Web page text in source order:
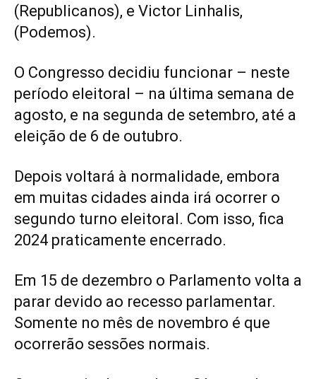
(Republicanos), e Victor Linhalis,
(Podemos).
O Congresso decidiu funcionar – neste
período eleitoral – na última semana de
agosto, e na segunda de setembro, até a
eleição de 6 de outubro.
Depois voltará à normalidade, embora
em muitas cidades ainda irá ocorrer o
segundo turno eleitoral. Com isso, fica
2024 praticamente encerrado.
Em 15 de dezembro o Parlamento volta a
parar devido ao recesso parlamentar.
Somente no mês de novembro é que
ocorrerão sessões normais.